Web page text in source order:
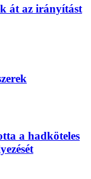
át az irányítást
a hadköteles